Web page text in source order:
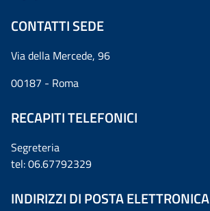
CONTATTI SEDE
Via della Mercede, 96
00187 - Roma
RECAPITI TELEFONICI
Segreteria
tel: 06.67792329
INDIRIZZI DI POSTA ELETTRONICA